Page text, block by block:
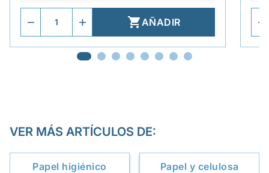
AÑADIR
VER MÁS ARTÍCULOS DE:
Papel higiénico Papel y celulosa